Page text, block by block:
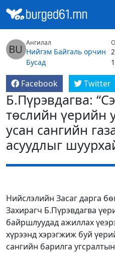
Ангилал
Нийгэм Байгаль орчин
Бусад
Facebook Twitter
Б.Пүрэвдагва:
төслийн үерийн
усан сангийн
асуудлыг
Нийслэлийн Засаг дарга
Захирагч Б.Пүрэвдагва
байршлуудад ажиллах
хүрээнд хэрэгжиж буй
сангийн барилга